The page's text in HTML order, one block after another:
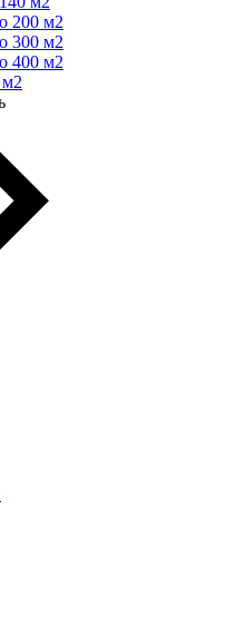
200 м2
300 м2
400 м2